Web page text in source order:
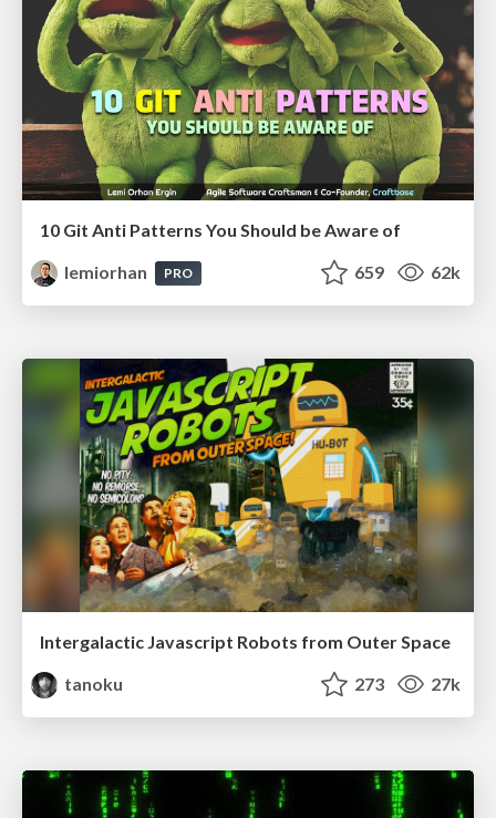
10 Git Anti Patterns You Should be Aware of
lemiorhan
PRO 659 62k
Intergalactic Javascript Robots from Outer Space
tanoku
273 27k